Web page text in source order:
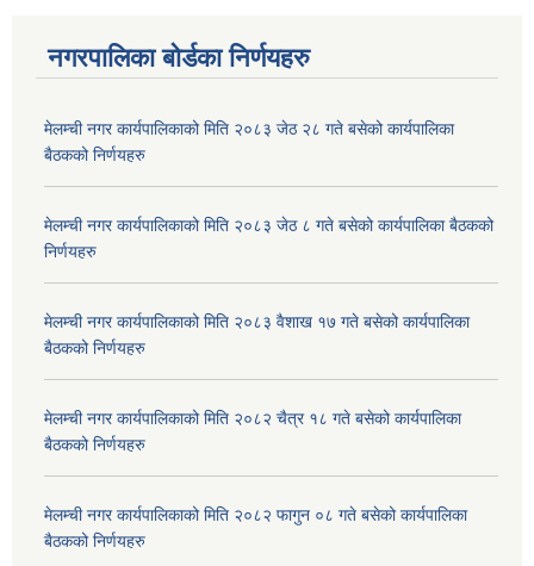
नगरपालिका बोर्डका निर्णयहरु
मेलम्ची नगर कार्यपालिकाको मिति २०८३ जेठ २८ गते बसेको कार्यपालिका
बैठकको निर्णयहरु
मेलम्ची नगर कार्यपालिकाको मिति २०८३ जेठ ८ गते बसेको कार्यपालिका बैठकको
निर्णयहरु
मेलम्ची नगर कार्यपालिकाको मिति २०८३ वैशाख १७ गते बसेको कार्यपालिका
बैठकको निर्णयहरु
मेलम्ची नगर कार्यपालिकाको मिति २०८२ चैत्र १८ गते बसेको कार्यपालिका
बैठकको निर्णयहरु
मेलम्ची नगर कार्यपालिकाको मिति २०८२ फागुन ०८ गते बसेको कार्यपालिका
बैठकको निर्णयहरु